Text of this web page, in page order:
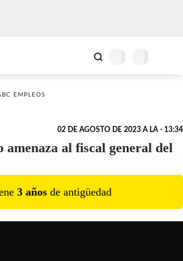
EMPLEOS
02 DE AGOSTO DE 2023 A LA - 13:34
amenaza al fiscal general del
3 años de antigüedad